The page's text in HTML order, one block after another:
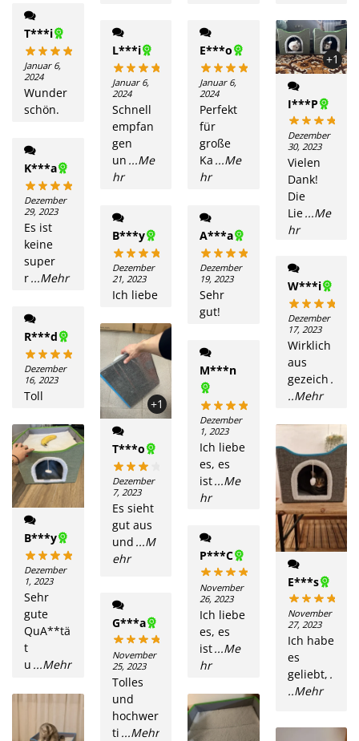
T***i
Januar 6,
2024
Wunder
schön.
L***i
Januar 6,
2024
Schnell
empfan
gen
un ...Me
hr
E***o
Januar 6,
2024
Perfekt
für
große
Ka ...Me
hr
+1
I***P
Dezember
30, 2023
Vielen
Dank!
Die
Lie...Me
hr
K***a
Dezember
29, 2023
Es ist
keine
super
r...Mehr
B***y
Dezember
21, 2023
Ich liebe
A***a
Dezember
19, 2023
Sehr
gut!
W***i
Dezember
17, 2023
Wirklich
aus
gezeich .
..Mehr
R***d
Dezember
16, 2023
Toll
+1
T***o
Dezember
7, 2023
Es sieht
gut aus
und ...M
ehr
M***n
Dezember
1, 2023
Ich liebe
es, es
ist...Me
hr
B***y
Dezember
1, 2023
Sehr
gute
QuA**tä
t
u ...Mehr
E***s
November
27, 2023
Ich habe
es
geliebt, .
..Mehr
P***C
November
26, 2023
Ich liebe
es, es
ist...Me
hr
G***a
November
25, 2023
Tolles
und
hochwer
ti ...Mehr